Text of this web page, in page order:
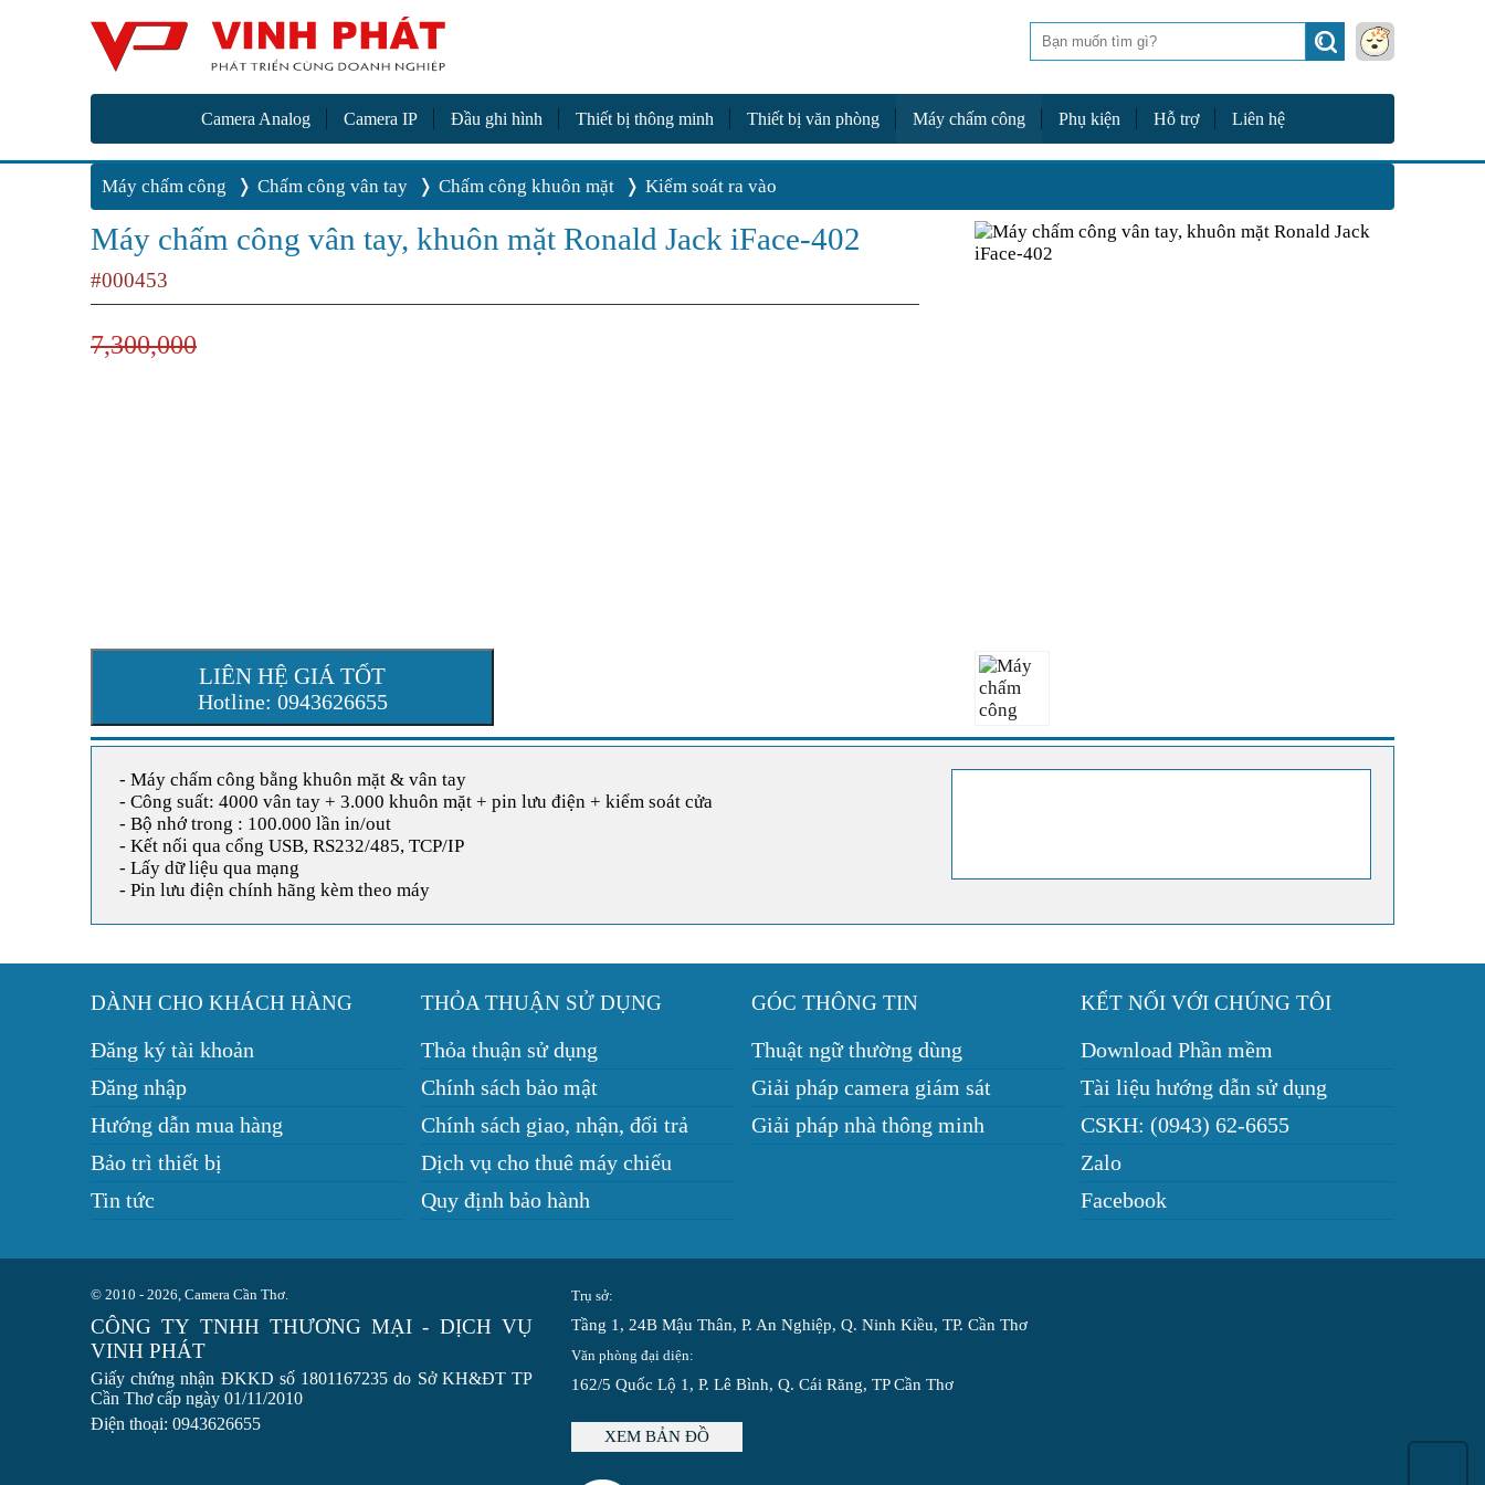
Vinh Phát Cần Thơ
Tìm
Camera Analog Camera IP Đầu ghi hình Thiết bị thông minh Thiết bị văn phòng Máy chấm công Phụ kiện Hỗ trợ Liên hệ
Máy chấm công Chấm công vân tay Chấm công khuôn mặt Kiểm soát ra vào
Máy chấm công vân tay, khuôn mặt Ronald Jack iFace-402
#000453
7,300,000
LIÊN HỆ GIÁ TỐT
Hotline: 0943626655
- Máy chấm công bằng khuôn mặt & vân tay
- Công suất: 4000 vân tay + 3.000 khuôn mặt + pin lưu điện + kiểm soát cửa
- Bộ nhớ trong : 100.000 lần in/out
- Kết nối qua cổng USB, RS232/485, TCP/IP
- Lấy dữ liệu qua mạng
- Pin lưu điện chính hãng kèm theo máy
DÀNH CHO KHÁCH HÀNG
Đăng ký tài khoản
Đăng nhập
Hướng dẫn mua hàng
Bảo trì thiết bị
Tin tức
THỎA THUẬN SỬ DỤNG
Thỏa thuận sử dụng
Chính sách bảo mật
Chính sách giao, nhận, đổi trả
Dịch vụ cho thuê máy chiếu
Quy định bảo hành
GÓC THÔNG TIN
Thuật ngữ thường dùng
Giải pháp camera giám sát
Giải pháp nhà thông minh
KẾT NỐI VỚI CHÚNG TÔI
Download Phần mềm
Tài liệu hướng dẫn sử dụng
CSKH: (0943) 62-6655
Zalo
Facebook
© 2010 - 2026, Camera Cần Thơ.
CÔNG TY TNHH THƯƠNG MẠI - DỊCH VỤ
VINH PHÁT
Giấy chứng nhận ĐKKD số 1801167235 do Sở KH&ĐT TP
Cần Thơ cấp ngày 01/11/2010
Điện thoại: 0943626655
Trụ sở:
Tầng 1, 24B Mậu Thân, P. An Nghiệp, Q. Ninh Kiều, TP. Cần Thơ
Văn phòng đại diện:
162/5 Quốc Lộ 1, P. Lê Bình, Q. Cái Răng, TP Cần Thơ
XEM BẢN ĐỒ